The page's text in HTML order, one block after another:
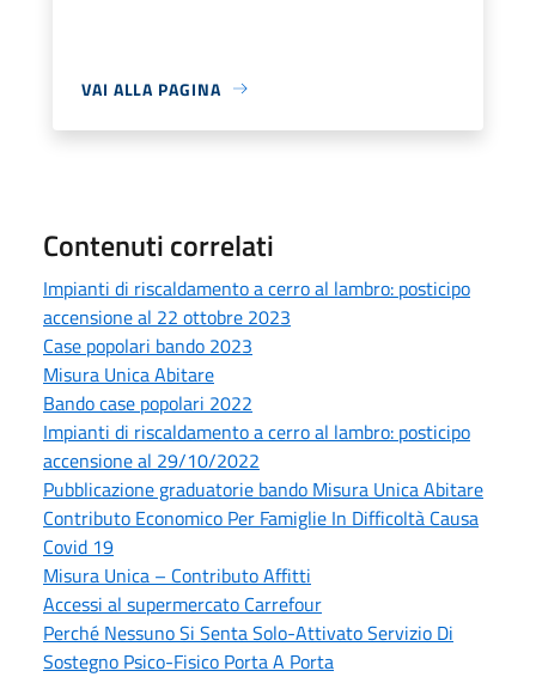
VAI ALLA PAGINA
Contenuti correlati
Impianti di riscaldamento a cerro al lambro: posticipo
accensione al 22 ottobre 2023
Case popolari bando 2023
Misura Unica Abitare
Bando case popolari 2022
Impianti di riscaldamento a cerro al lambro: posticipo
accensione al 29/10/2022
Pubblicazione graduatorie bando Misura Unica Abitare
Contributo Economico Per Famiglie In Difficoltà Causa
Covid 19
Misura Unica – Contributo Affitti
Accessi al supermercato Carrefour
Perché Nessuno Si Senta Solo-Attivato Servizio Di
Sostegno Psico-Fisico Porta A Porta